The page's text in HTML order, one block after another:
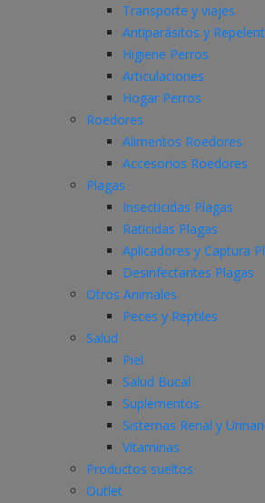
Transporte y viajes
Antiparásitos y
Higiene Perros
Articulaciones
Hogar Perros
Roedores
Alimentos Roedores
Accesorios Roedores
Plagas
Insecticidas Plagas
Raticidas Plagas
Aplicadores y Captura
Desinfectantes Plagas
Otros Animales
Peces y Reptiles
Salud
Piel
Salud Bucal
Suplementos
Sistemas Renal y
Vitaminas
Productos sueltos
Outlet